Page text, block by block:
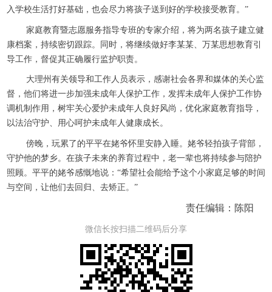
入学校生活打好基础，也会尽力将孩子送到好的学校接受教育。”
家庭教育暨志愿服务指导专班的专家介绍，将为两名孩子建立健
康档案，持续密切跟踪。同时，将继续做好李某某、万某思想教育引
导工作，督促其正确履行监护职责。
大理州有关领导和工作人员表示，感谢社会各界和媒体的关心监
督，他们将进一步加强未成年人保护工作，发挥未成年人保护工作协
调机制作用，树牢关心爱护未成年人良好风尚，优化家庭教育指导，
以法治守护、用心呵护未成年人健康成长。
傍晚，玩累了的平平在姥爷怀里安静入睡。姥爷轻拍孩子背部，
守护他的梦乡。在孩子未来的养育过程中，老一辈也将持续参与陪护
照顾。平平的姥爷感慨地说：“希望社会能给予这个小家庭足够的时间
与空间，让他们去回归、去矫正。”
责任编辑：陈阳
微信长按扫描二维码后分享